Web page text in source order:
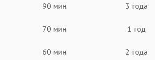
90 мин 3 года
70 мин 1 год
60 мин 2 года